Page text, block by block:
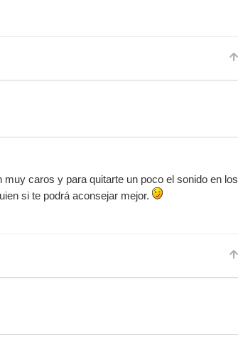
caros y para quitarte un poco el sonido en los
si te podrá aconsejar mejor.